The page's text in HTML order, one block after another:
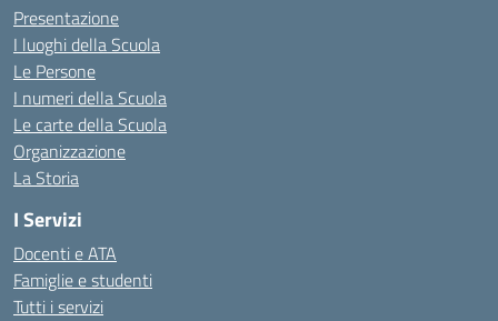
Presentazione
I luoghi della Scuola
Le Persone
I numeri della Scuola
Le carte della Scuola
Organizzazione
La Storia
I Servizi
Docenti e ATA
Famiglie e studenti
Tutti i servizi